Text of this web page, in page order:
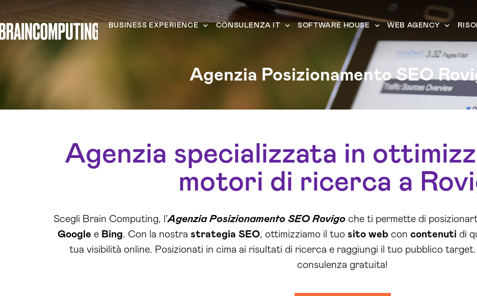
BUSINESS EXPERIENCE CONSULENZA IT SOFTWARE HOUSE WEB AGENCY
Agenzia Posizionamento SEO
Agenzia specializzata in
motori di ricerca a
Scegli Brain Computing, l’Agenzia Posizionamento SEO Rovigo che ti permette di
Google e Bing. Con la nostra strategia SEO, ottimizziamo il tuo sito webcon contenuti di
tua visibilità online. Posizionati in cima ai risultati di ricerca e raggiungi il tuo pubblico
consulenza gratuita!